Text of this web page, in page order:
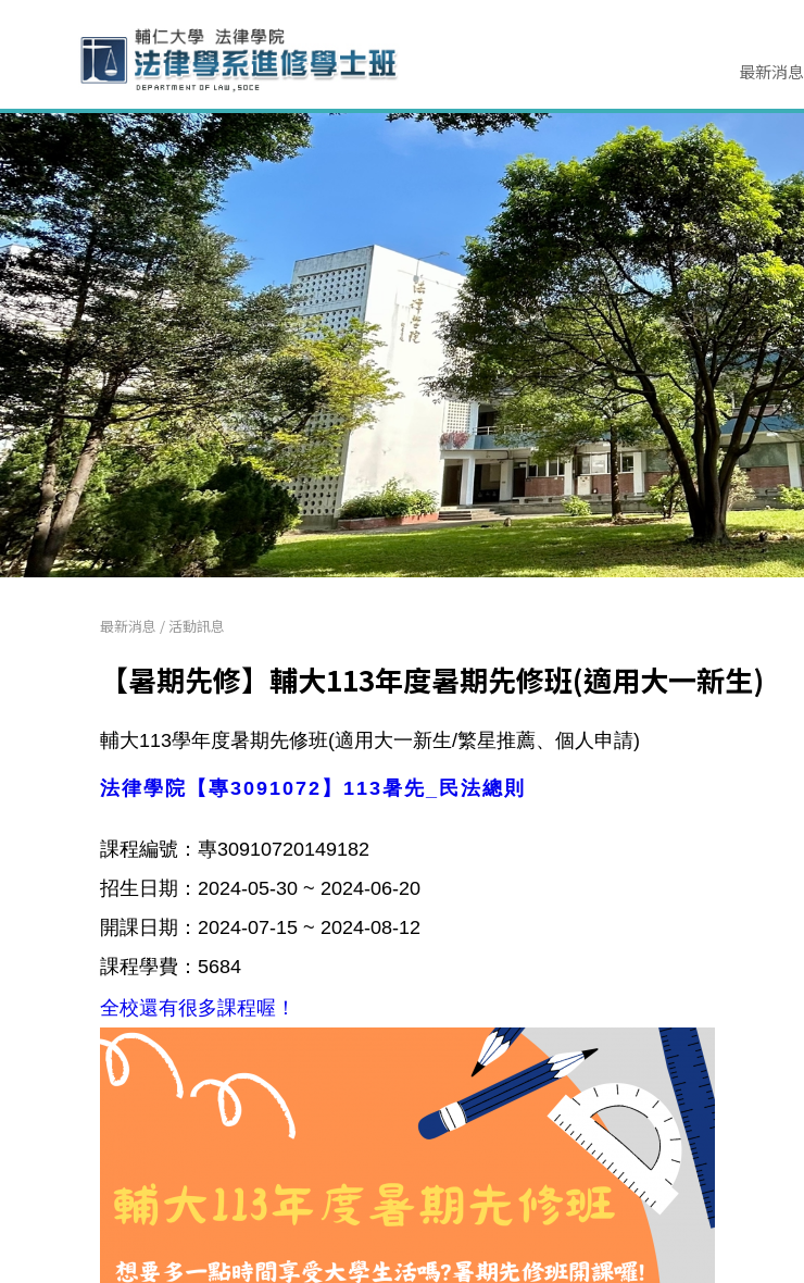
最新消息
最新消息 / 活動訊息
【暑期先修】輔大113年度暑期先修班(適用大一新生)
輔大113學年度暑期先修班(適用大一新生/繁星推薦、個人申請)
法律學院【專3091072】113暑先_民法總則
課程編號：專30910720149182
招生日期：2024-05-30 ~ 2024-06-20
開課日期：2024-07-15 ~ 2024-08-12
課程學費：5684
全校還有很多課程喔！